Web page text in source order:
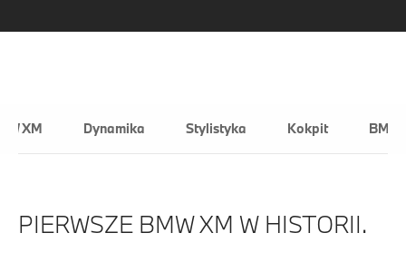
XM Dynamika Stylistyka Kokpit BMW
PIERWSZE BMW XM W HISTORII.